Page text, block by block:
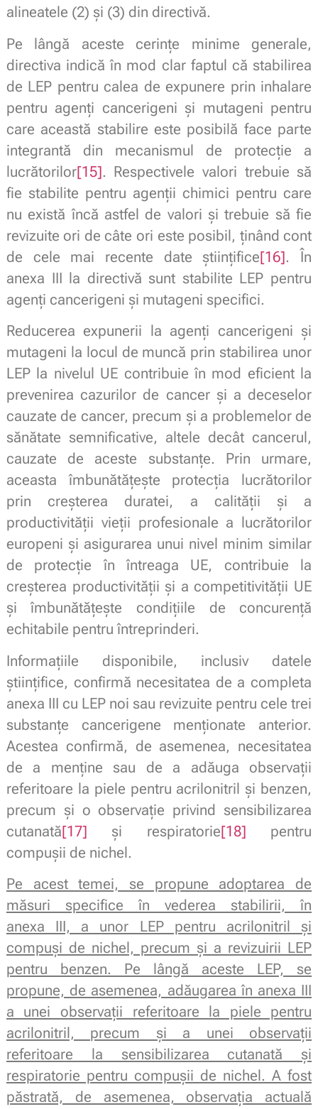
alineatele (2) și (3) din directivă.
Pe lângă aceste cerințe minime generale,
directiva indică în mod clar faptul că stabilirea
de LEP pentru calea de expunere prin inhalare
pentru agenți cancerigeni și mutageni pentru
care această stabilire este posibilă face parte
integrantă din mecanismul de protecție a
lucrătorilor[15]. Respectivele valori trebuie să
fie stabilite pentru agenții chimici pentru care
nu există încă astfel de valori și trebuie să fie
revizuite ori de câte ori este posibil, ținând cont
de cele mai recente date științifice[16]. În
anexa III la directivă sunt stabilite LEP pentru
agenți cancerigeni și mutageni specifici.
Reducerea expunerii la agenți cancerigeni și
mutageni la locul de muncă prin stabilirea unor
LEP la nivelul UE contribuie în mod eficient la
prevenirea cazurilor de cancer și a deceselor
cauzate de cancer, precum și a problemelor de
sănătate semnificative, altele decât cancerul,
cauzate de aceste substanțe. Prin urmare,
aceasta îmbunătățește protecția lucrătorilor
prin creșterea duratei, a calității și a
productivității vieții profesionale a lucrătorilor
europeni și asigurarea unui nivel minim similar
de protecție în întreaga UE, contribuie la
creșterea productivității și a competitivității UE
și îmbunătățește condițiile de concurență
echitabile pentru întreprinderi.
Informațiile disponibile, inclusiv datele
științifice, confirmă necesitatea de a completa
anexa III cu LEP noi sau revizuite pentru cele trei
substanțe cancerigene menționate anterior.
Acestea confirmă, de asemenea, necesitatea
de a menține sau de a adăuga observații
referitoare la piele pentru acrilonitril și benzen,
precum și o observație privind sensibilizarea
cutanată[17] și respiratorie[18] pentru
compușii de nichel.
Pe acest temei, se propune adoptarea de
măsuri specifice în vederea stabilirii, în
anexa III, a unor LEP pentru acrilonitril și
compuși de nichel, precum și a revizuirii LEP
pentru benzen. Pe lângă aceste LEP, se
propune, de asemenea, adăugarea în anexa III
a unei observații referitoare la piele pentru
acrilonitril, precum și a unei observații
referitoare la sensibilizarea cutanată și
respiratorie pentru compușii de nichel. A fost
păstrată, de asemenea, observația actuală